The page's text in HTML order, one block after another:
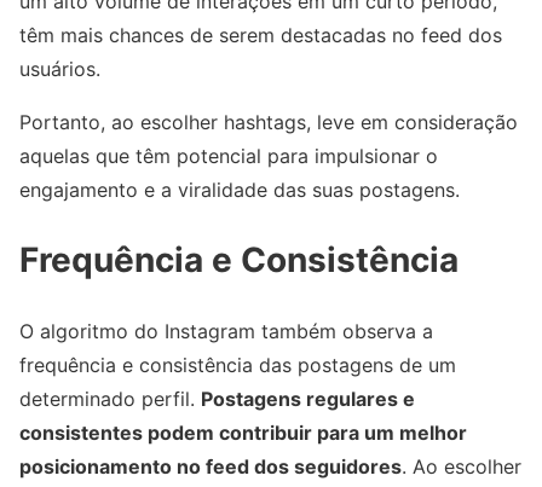
têm mais chances de serem destacadas no feed dos
usuários.
Portanto, ao escolher hashtags, leve em consideração
aquelas que têm potencial para impulsionar o
engajamento e a viralidade das suas postagens.
Frequência e Consistência
O algoritmo do Instagram também observa a
frequência e consistência das postagens de um
determinado perfil. Postagens regulares e
consistentes podem contribuir para um melhor
posicionamento no feed dos seguidores. Ao escolher